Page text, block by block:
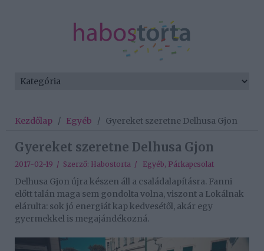
Kezdőlap / Egyéb / Gyereket szeretne Delhusa Gjon
Gyereket szeretne Delhusa Gjon
2017-02-19 / Szerző: Habostorta / Egyéb, Párkapcsolat
Delhusa Gjon újra készen áll a családalapításra. Fanni
előtt talán maga sem gondolta volna, viszont a Lokálnak
elárulta: sok jó energiát kap kedvesétől, akár egy
gyermekkel is megajándékozná.